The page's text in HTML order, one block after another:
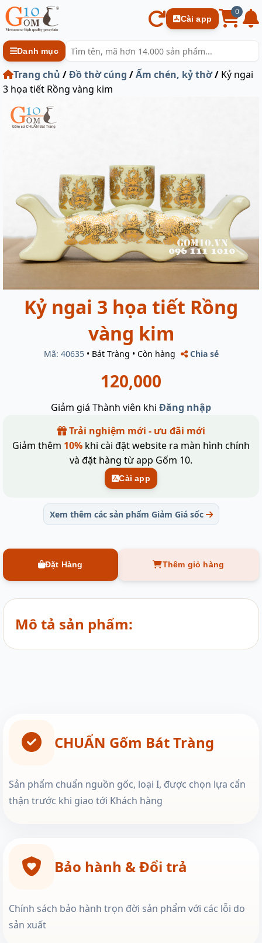
Cài app
0
Danh mục
Trang chủ /Đồ thờ cúng /Ấm chén, kỷ thờ/ Kỷ ngai
3 họa tiết Rồng vàng kim
Kỷ ngai 3 họa tiết Rồng
vàng kim
Mã: 40635 • Bát Tràng • Còn hàng Chia sẻ
120,000
Giảm giá Thành viên khi Đăng nhập
Trải nghiệm mới - ưu đãi mới
Giảm thêm 10% khi cài đặt website ra màn hình chính
và đặt hàng từ app Gốm 10.
Cài app
Xem thêm các sản phẩm Giảm Giá sốc
Đặt Hàng Thêm giỏ hàng
Mô tả sản phẩm:
CHUẨN Gốm Bát Tràng
Sản phẩm chuẩn nguồn gốc, loại I, được chọn lựa cẩn
thận trước khi giao tới Khách hàng
Bảo hành & Đổi trả
Chính sách bảo hành trọn đời sản phẩm với các lỗi do
sản xuất